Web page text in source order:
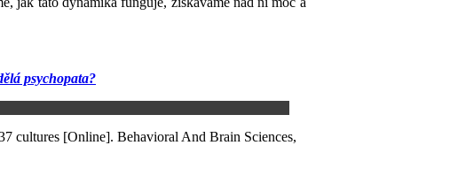
psychopata?
cultures [Online]. Behavioral And Brain Sciences,